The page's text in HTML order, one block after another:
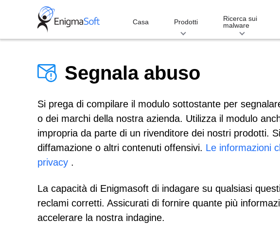
Casa Prodotti
Ricerca sui
malware
Segnala abuso
Si prega di compilare il modulo sottostante per
o dei marchi della nostra azienda. Utilizza il modulo
impropria da parte di un rivenditore dei nostri prodotti.
diffamazione o altri contenuti offensivi. Le informazioni
privacy .
La capacità di Enigmasoft di indagare su qualsiasi
reclami corretti. Assicurati di fornire quante più
accelerare la nostra indagine.